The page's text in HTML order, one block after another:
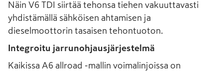
Näin V6 TDI siirtää tehonsa tiehen vakuuttavasti
yhdistämällä sähköisen ahtamisen ja
dieselmoottorin tasaisen tehontuoton.
Integroitu jarrunohjausjärjestelmä
Kaikissa A6 allroad -mallin voimalinjoissa on